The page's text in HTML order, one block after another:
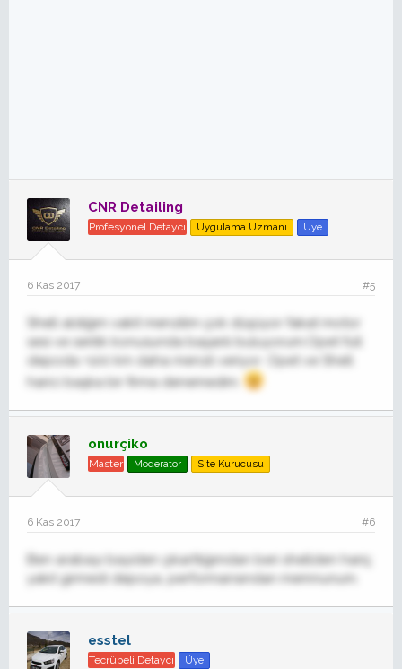
CNR Detailing
Profesyonel Detaycı Uygulama Uzmanı Üye
6 Kas 2017 #5
Shell aldığım vakit menzilim çok düşüyor fakat motor
sesi ve serilik konusunda başarılı buluyorum.Opet full
depoda +100 km daha menzil veriyor .Opet ve Shell
harici başka bir firma denemedim.
onurçiko
Master Moderator Site Kurucusu
6 Kas 2017 #6
Ben arabayı bayiden çıkarttığımdan beri shellden hariç
yakıt girmedi depoya, performansından memnunum.
esstel
Tecrübeli Detaycı Üye